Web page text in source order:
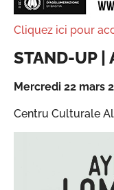
Cliquez ici pour
STAND-UP |
Mercredi 22 mars
Centru Culturale